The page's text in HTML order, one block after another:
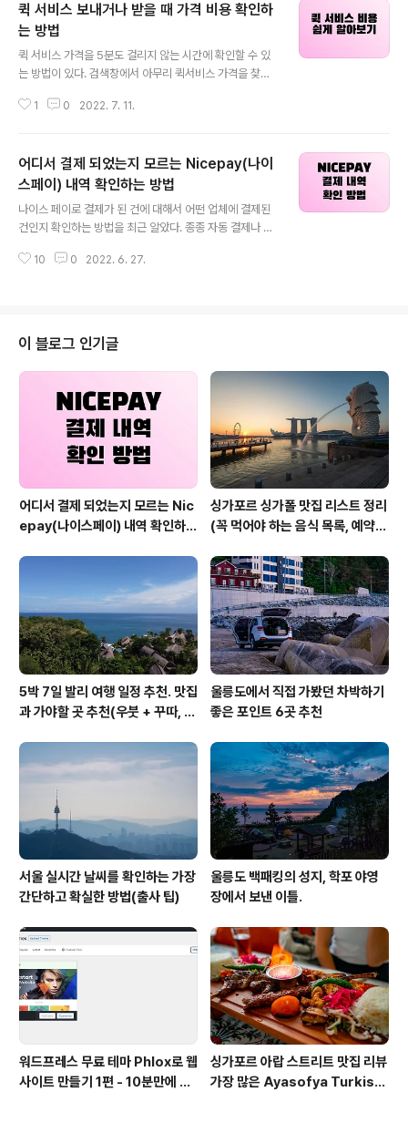
퀵 서비스 보내거나 받을 때 가격 비용 확인하
는 방법
퀵 서비스 가격을 5분도 걸리지 않는 시간에 확인할 수 있
는 방법이 있다. 검색창에서 아무리 퀵서비스 가격을 찾아
때문에 퀵 비용을 찾아보기 힘든 경우가 대부분이다. 이럴
당일 수령을 위해 퀵 서비스를 요청했다. 업체도 서울에 있
고 나도 서울에 거주하고 있기에, 그리고 몇 번 정도 퀵 서
비스를 이용해본 적이 있기에 적정 비용이 예상이 되었지
만, 간혹 퀵 비용을 과하게 청구받을 수도 있을 것 같은 불
있는게 중요할 듯하여 적정선의 퀵 비용을 찾아볼 수 있는
1 0 2022. 7. 11.
어디서 결제 되었는지 모르는 Nicepay(나이
스페이) 내역 확인하는 방법
나이스 페이로 결제가 된 건에 대해서 어떤 업체에 결제된
건인지 확인하는 방법을 최근 알았다. 종종 자동 결제나 결
결제되었다는 문자나 통장 내역이 발생하는 경우가 있다.
어떤 건으로 결제가 된 것인지 나도 궁금하고, 설마 문제가
있는 건 아닌지 걱정이 된다. 그래서 방법을 좀 찾아봤다.
토스 앱을 사용중이여서 토스 앱에서도 확인해보았지만 역
시나 어떤 업체에 결제된 건인지 알 수가 없었다. 이럴 때,
나이스 페이에서 사이트로 들어가서 검색을 해보면 업체
정보를 확인할 수 있다. ..
10 0 2022. 6. 27.
이 블로그 인기글
어디서 결제 되었는지 모르는 Nic
epay(나이스페이) 내역 확인하는
싱가포르 싱가폴 맛집 리스트 정리
(꼭 먹어야 하는 음식 목록, 예약
5박 7일 발리 여행 일정 추천. 맛집
과 가야할 곳 추천(우붓 + 꾸따, 세
울릉도에서 직접 가봤던 차박하기
좋은 포인트 6곳 추천
서울 실시간 날씨를 확인하는 가장
간단하고 확실한 방법(출사 팁)
울릉도 백패킹의 성지, 학포 야영
장에서 보낸 이틀.
워드프레스 무료 테마 Phlox로 웹
사이트 만들기 1편 - 10분만에 사
싱가포르 아랍 스트리트 맛집 리뷰
가장 많은 Ayasofya Turkish